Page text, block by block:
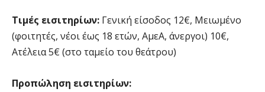
Τιμές εισιτηρίων: Γενική είσοδος 12€, Μειωμένο
(φοιτητές, νέοι έως 18 ετών, ΑμεΑ, άνεργοι) 10€,
Ατέλεια 5€ (στο ταμείο του θεάτρου)
Προπώληση εισιτηρίων: